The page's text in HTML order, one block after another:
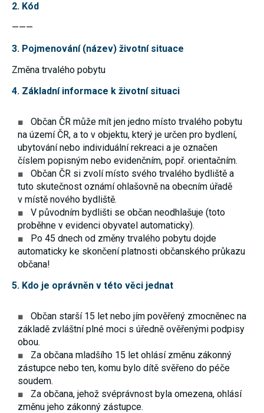
2. Kód
———
3. Pojmenování (název) životní situace
Změna trvalého pobytu
4. Základní informace k životní situaci
Občan ČR může mít jen jedno místo trvalého pobytu
na území ČR, a to v objektu, který je určen pro bydlení,
ubytování nebo individuální rekreaci a je označen
číslem popisným nebo evidenčním, popř. orientačním.
Občan ČR si zvolí místo svého trvalého bydliště a
tuto skutečnost oznámí ohlašovně na obecním úřadě
v místě nového bydliště.
V původním bydlišti se občan neodhlašuje (toto
proběhne v evidenci obyvatel automaticky).
Po 45 dnech od změny trvalého pobytu dojde
automaticky ke skončení platnosti občanského průkazu
občana!
5. Kdo je oprávněn v této věci jednat
Občan starší 15 let nebo jím pověřený zmocněnec na
základě zvláštní plné moci s úředně ověřenými podpisy
obou.
Za občana mladšího 15 let ohlásí změnu zákonný
zástupce nebo ten, komu bylo dítě svěřeno do péče
soudem.
Za občana, jehož svéprávnost byla omezena, ohlásí
změnu jeho zákonný zástupce.
nezbytné pro
správné
nabízí.
využitím
technických
cookies na
našem webu.
Z tohoto
důvodu
technické
cookies
deaktivovány
nebo
aktivovány.
Analytické
měření
výkonu
našeho webu
reklamních
kampaní.
Jejich pomocí
počet návštěv
a zdroje